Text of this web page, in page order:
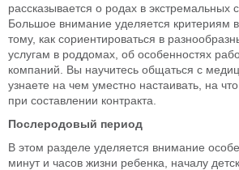
рассказывается о родах в экстремальных
Большое внимание уделяется критериям
тому, как сориентироваться в
услугам в роддомах, об особенностях
компаний. Вы научитесь общаться с
узнаете на чем уместно настаивать, на
при составлении контракта.
Послеродовый период
В этом разделе уделяется внимание
минут и часов жизни ребенка, началу